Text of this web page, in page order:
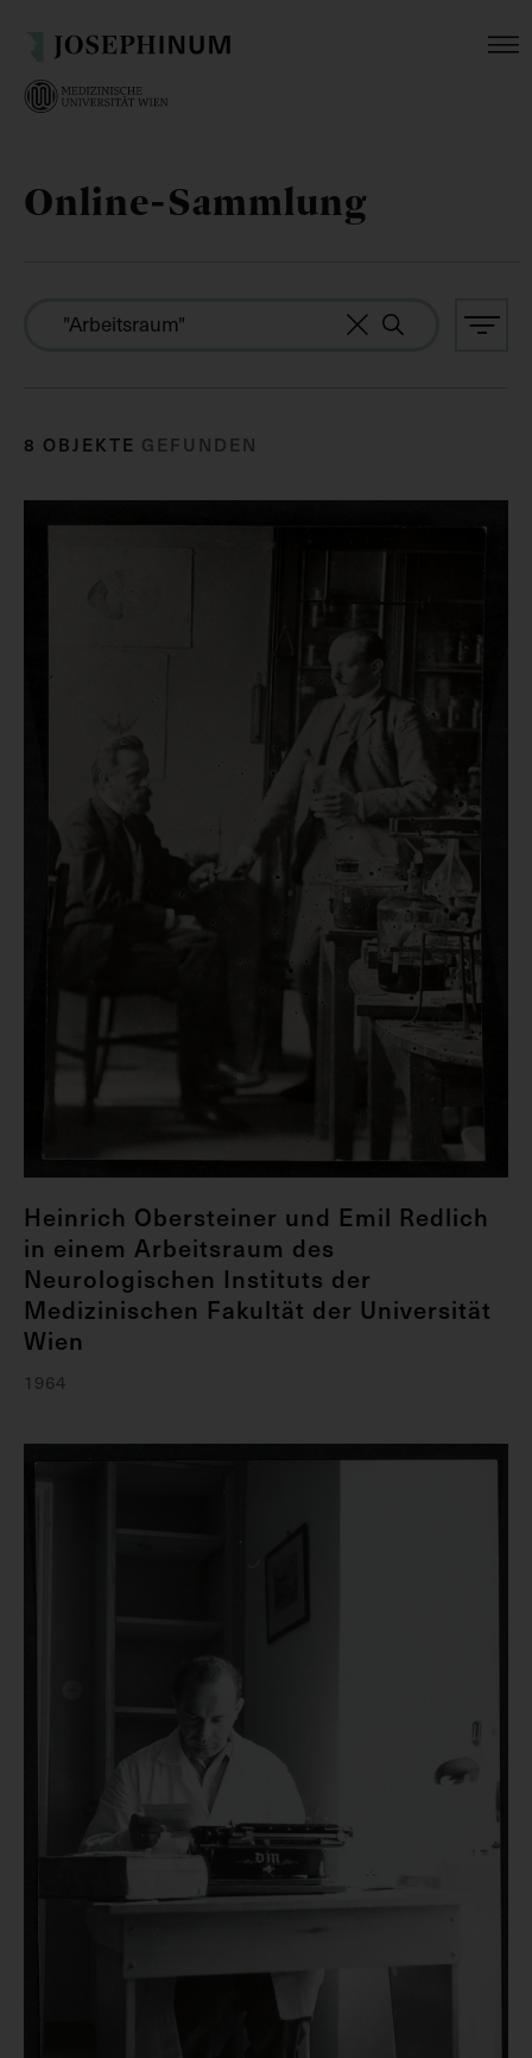
Online-Sammlung
8 OBJEKTE GEFUNDEN
Heinrich Obersteiner und Emil Redlich
in einem Arbeitsraum des
Neurologischen Instituts der
Medizinischen Fakultät der Universität
Wien
1964